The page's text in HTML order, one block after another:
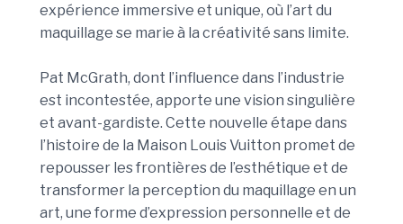
expérience immersive et unique, où l’art du
maquillage se marie à la créativité sans limite.
Pat McGrath, dont l’influence dans l’industrie
est incontestée, apporte une vision singulière
et avant-gardiste. Cette nouvelle étape dans
l’histoire de la Maison Louis Vuitton promet de
repousser les frontières de l’esthétique et de
transformer la perception du maquillage en un
art, une forme d’expression personnelle et de